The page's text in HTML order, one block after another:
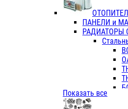
ПАНЕЛИ и
РАДИАТОРЫ
Показать все